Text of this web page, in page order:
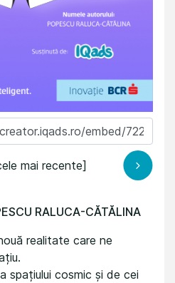
mai recente]
RALUCA-CĂTĂLINA
realitate care ne
spațiului cosmic și de cei